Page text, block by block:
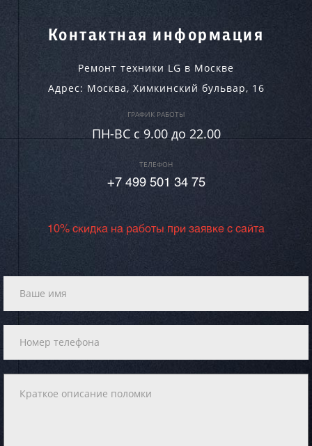
Контактная информация
Ремонт техники LG в Москве
Адрес: Москва, Химкинский бульвар, 16
ГРАФИК РАБОТЫ
ПН-ВC c 9.00 до 22.00
ТЕЛЕФОН
+7 499 501 34 75
10% скидка на работы при заявке с сайта